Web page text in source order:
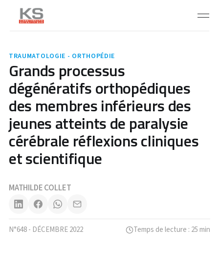
TRAUMATOLOGIE - ORTHOPÉDIE
Grands processus
dégénératifs orthopédiques
des membres inférieurs des
jeunes atteints de paralysie
cérébrale réflexions cliniques
et scientifique
MATHILDE COLLET
N°648 - DÉCEMBRE 2022 Temps de lecture : 25 min